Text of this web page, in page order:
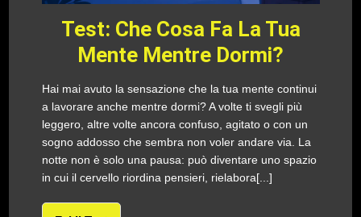
Test: Che Cosa Fa La Tua
Mente Mentre Dormi?
Hai mai avuto la sensazione che la tua mente continui
a lavorare anche mentre dormi? A volte ti svegli più
leggero, altre volte ancora confuso, agitato o con un
sogno addosso che sembra non voler andare via. La
notte non è solo una pausa: può diventare uno spazio
in cui il cervello riordina pensieri, rielabora[...]